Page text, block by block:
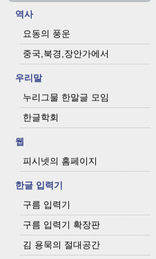
역사
요동의 풍운
중국,북경,장안가에서
우리말
누리그물 한말글 모임
한글학회
웹
피시넷의 홈페이지
한글 입력기
구름 입력기
구름 입력기 확장판
김 용묵의 절대공간